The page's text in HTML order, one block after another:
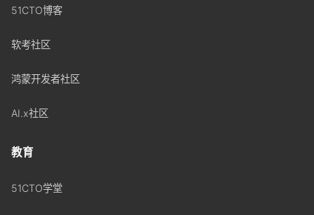
51CTO博客
软考社区
鸿蒙开发者社区
AI.x社区
教育
51CTO学堂